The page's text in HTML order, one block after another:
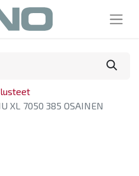
XL 7050 385 OSAINEN